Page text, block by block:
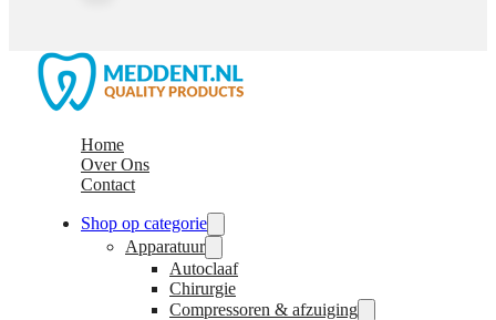
Home
Over Ons
Contact
Shop op categorie
Apparatuur
Autoclaaf
Chirurgie
Compressoren & afzuiging